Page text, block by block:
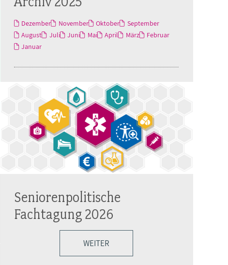
Dezember November Oktober
September
August
Juli Juni Mai April März
Februar
Januar
Seniorenpolitische
Fachtagung 2026
WEITER